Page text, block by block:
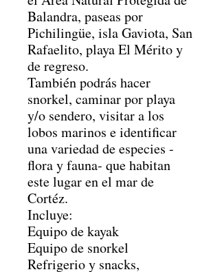
Balandra, paseas por
Pichilingüe, isla Gaviota, San
Rafaelito, playa El Mérito y
de regreso.
También podrás hacer
snorkel, caminar por playa
y/o sendero, visitar a los
lobos marinos e identificar
una variedad de especies -
flora y fauna- que habitan
este lugar en el mar de
Cortéz.
Incluye:
Equipo de kayak
Equipo de snorkel
Refrigerio y snacks,